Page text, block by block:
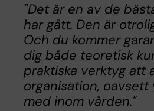
"Det är en av de
har gått. Den är
Och du kommer
dig både teoretisk
praktiska verktyg att
organisation,
med inom vården."